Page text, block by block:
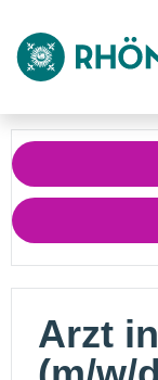
Arzt